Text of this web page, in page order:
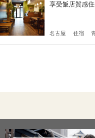
享受飯店質感住
名古屋 住宿